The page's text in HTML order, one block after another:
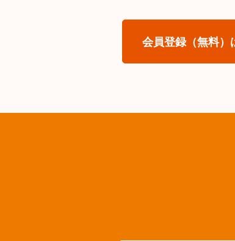
会員登録（無料）